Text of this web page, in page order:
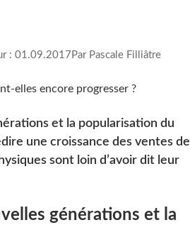
: 01.09.2017 Par Pascale Filliâtre
et la popularisation du
une croissance des ventes de
sont loin d’avoir dit leur
générations et la